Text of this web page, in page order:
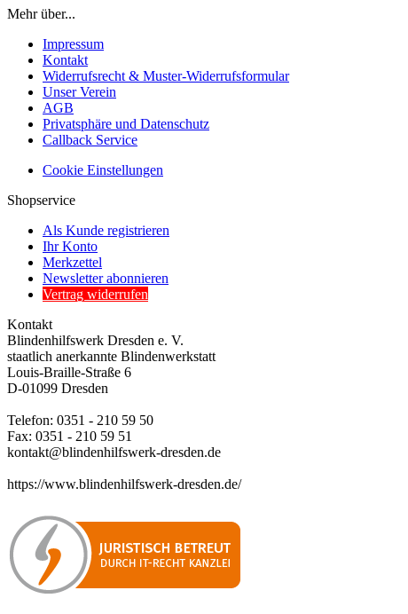
Mehr über...
Impressum
Kontakt
Widerrufsrecht & Muster-Widerrufsformular
Unser Verein
AGB
Privatsphäre und Datenschutz
Callback Service
Cookie Einstellungen
Shopservice
Als Kunde registrieren
Ihr Konto
Merkzettel
Newsletter abonnieren
Vertrag widerrufen
Kontakt
Blindenhilfswerk Dresden e. V.
staatlich anerkannte Blindenwerkstatt
Louis-Braille-Straße 6
D-01099 Dresden
Telefon: 0351 - 210 59 50
Fax: 0351 - 210 59 51
kontakt@blindenhilfswerk-dresden.de
https://www.blindenhilfswerk-dresden.de/